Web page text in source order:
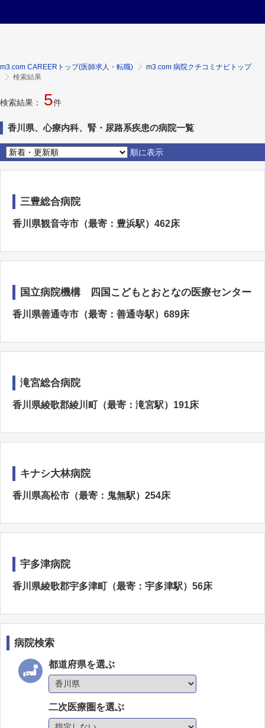
m3.com CAREERトップ(医師求人・転職)
m3.com 病院クチコミナビトップ
検索結果
検索結果： 5件
香川県、心療内科、腎・尿路系疾患の病院一覧
順に表示
三豊総合病院
香川県観音寺市（最寄：豊浜駅）462床
国立病院機構 四国こどもとおとなの医療センター
香川県善通寺市（最寄：善通寺駅）689床
滝宮総合病院
香川県綾歌郡綾川町（最寄：滝宮駅）191床
キナシ大林病院
香川県高松市（最寄：鬼無駅）254床
宇多津病院
香川県綾歌郡宇多津町（最寄：宇多津駅）56床
病院検索
都道府県を選ぶ
二次医療圏を選ぶ